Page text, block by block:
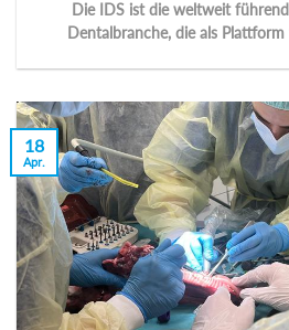
Die IDS ist die weltweit
Dentalbranche, die als
18
Apr.